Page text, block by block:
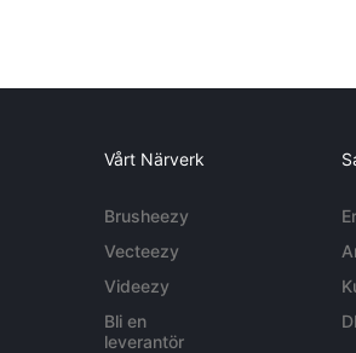
Vårt Närverk
Brusheezy
Vecteezy
Videezy
Bli en
leverantör